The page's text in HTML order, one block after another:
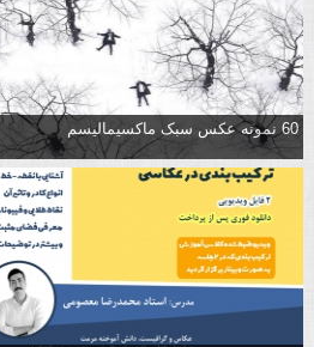
60 نمونه عکس سبک ماکسیمالیسم